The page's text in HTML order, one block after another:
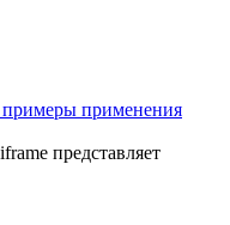
примеры применения
представляет